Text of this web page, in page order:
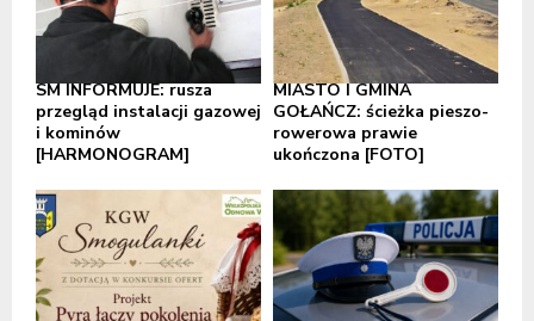
SM INFORMUJE: rusza
przegląd instalacji gazowej
i kominów
[HARMONOGRAM]
MIASTO I GMINA
GOŁAŃCZ: ścieżka pieszo-
rowerowa prawie
ukończona [FOTO]